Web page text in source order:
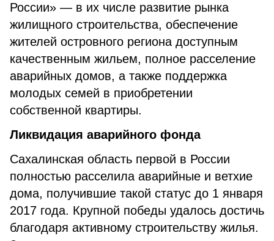
России» — в их числе развитие рынка
жилищного строительства, обеспечение
жителей островного региона доступным
качественным жильем, полное расселение
аварийных домов, а также поддержка
молодых семей в приобретении
собственной квартиры.
Ликвидация аварийного фонда
Сахалинская область первой в России
полностью расселила аварийные и ветхие
дома, получившие такой статус до 1 января
2017 года. Крупной победы удалось достичь
благодаря активному строительству жилья.